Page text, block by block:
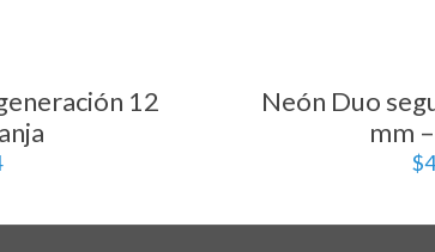
12
Neón Duo
mm
$